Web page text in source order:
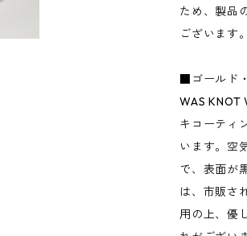
ため、製品
ございます
■ゴールド
WAS KNOT
キコーティ
います。空
で、表面が
は、市販さ
用の上、優